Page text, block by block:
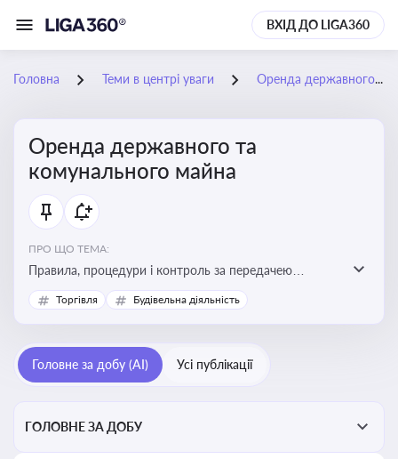
ВХІД ДО LIGA360
Головна Теми в центрі уваги Оренда державного та комунального майна
Оренда державного та
комунального майна
ПРО ЩО ТЕМА:
Правила, процедури і контроль за передачею
державного та комунального майна в оренду. Кейси
використання публічного майна
Торгівля Будівельна діяльність
Головне за добу (AI) Усі публікації
ГОЛОВНЕ ЗА ДОБУ